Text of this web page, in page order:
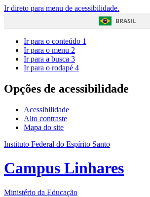
Ir direto para menu de acessibilidade.
BRASIL
Ir para o conteúdo 1
Ir para o menu 2
Ir para a busca 3
Ir para o rodapé 4
Opções de acessibilidade
Acessibilidade
Alto contraste
Mapa do site
Instituto Federal do Espírito Santo
Campus Linhares
Ministério da Educação